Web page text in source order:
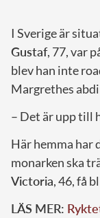
I Sverige är
Gustaf, 77, var
blev han inte
Margrethes
– Det är upp till
Här hemma har
monarken ska
Victoria, 46, få
LÄS MER: